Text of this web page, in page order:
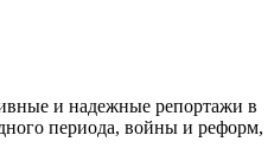
и надежные репортажи в
периода, войны и реформ,